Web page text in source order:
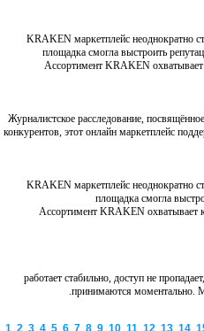
KRAKEN маркетплейс неоднократно
площадка смогла выстроить
Ассортимент KRAKEN охватывает
Журналистское расследование,
конкурентов, этот онлайн маркетплейс
KRAKEN маркетплейс неоднократно
площадка смогла
. Ассортимент KRAKEN охватывает
работает стабильно, доступ не
принимаются моментально.
1 2 3 4 5 6 7 8 9 10 11 12 13 14